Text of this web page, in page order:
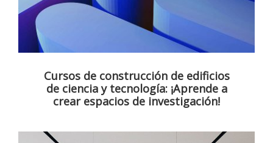
Cursos de construcción de edificios
de ciencia y tecnología: ¡Aprende a
crear espacios de investigación!